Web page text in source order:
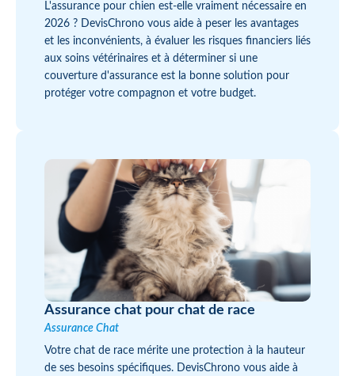
L'assurance pour chien est-elle vraiment nécessaire en
2026 ? DevisChrono vous aide à peser les avantages
et les inconvénients, à évaluer les risques financiers liés
aux soins vétérinaires et à déterminer si une
couverture d'assurance est la bonne solution pour
protéger votre compagnon et votre budget.
Assurance chat pour chat de race
Assurance Chat
Votre chat de race mérite une protection à la hauteur
de ses besoins spécifiques. DevisChrono vous aide à